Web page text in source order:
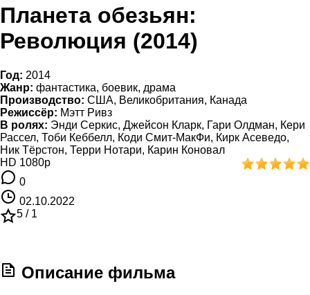
Планета обезьян:
Революция (2014)
Год: 2014
Жанр: фантастика, боевик, драма
Производство: США, Великобритания, Канада
Режиссёр: Мэтт Ривз
В ролях: Энди Серкис, Джейсон Кларк, Гари Олдман, Кери
Рассел, Тоби Кеббелл, Коди Смит-МакФи, Кирк Асеведо,
Ник Тёрстон, Терри Нотари, Карин Коновал
HD 1080p
0
02.10.2022
5 / 1
Описание фильма